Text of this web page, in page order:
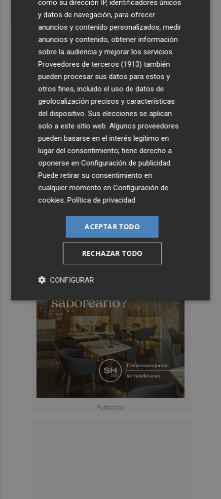
como su dirección IP, identificadores únicos
y datos de navegación, para ofrecer
anuncios y contenido personalizados, medir
anuncios y contenido, obtener información
sobre la audiencia y mejorar los servicios.
Proveedores de terceros (1913) también
pueden procesar sus datos para estos y
otros fines, incluido el uso de datos de
geolocalización precisos y características
del dispositivo. Sus elecciones se aplican
solo a este sitio web. Algunos proveedores
pueden basarse en el interés legítimo en
lugar del consentimiento; tiene derecho a
oponerse enConfiguración de publicidad
Puede retirar su consentimiento en
cualquier momento enConfiguración de
cookies .Política de privacidad
ACEPTAR TODO
RECHAZAR TODO
CONFIGURAR